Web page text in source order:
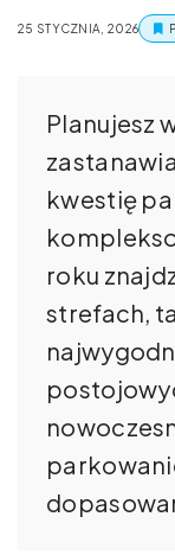
25 STYCZNIA, 2026
Planujesz
kwestię
roku
strefach,